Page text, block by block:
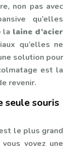
non pas avec
qu’elles
la laine d’acier
qu’elles ne
solution pour
est la
revenir.
seule souris
est le plus grand
voyez une